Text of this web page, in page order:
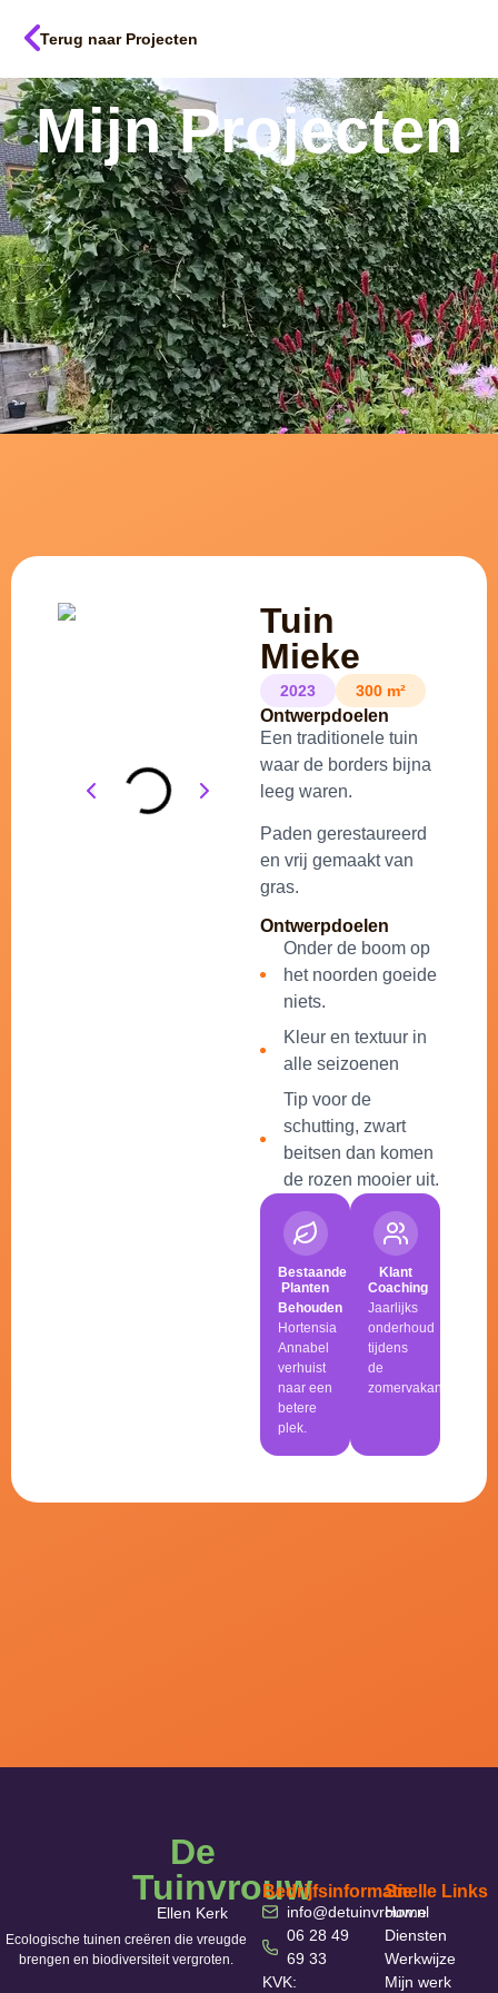
Terug naar Projecten
Mijn Projecten
Tuin
Mieke
2023 300 m²
Ontwerpdoelen
Een traditionele tuin
waar de borders bijna
leeg waren.
Paden gerestaureerd
en vrij gemaakt van
gras.
Ontwerpdoelen
Onder de boom op
het noorden goeide
niets.
Kleur en textuur in
alle seizoenen
Tip voor de
schutting, zwart
beitsen dan komen
de rozen mooier uit.
Bestaande
Planten
Behouden
Hortensia
Annabel
verhuist
naar een
betere
plek.
Klant
Coaching
Jaarlijks
onderhoud
tijdens
de
zomervakantie.
De
Tuinvrouw
Ellen Kerk
Ecologische tuinen creëren die vreugde
brengen en biodiversiteit vergroten.
Bedrijfsinformatie
info@detuinvrouw.nl
06 28 49
69 33
KVK:
Snelle Links
Home
Diensten
Werkwijze
Mijn werk